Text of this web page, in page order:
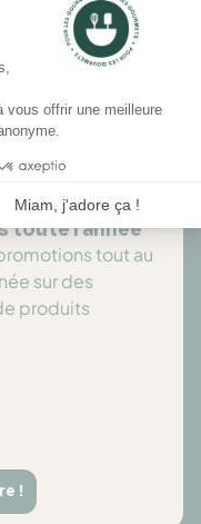
ce produit.
toute l’année
tout au
sur des
produits
!